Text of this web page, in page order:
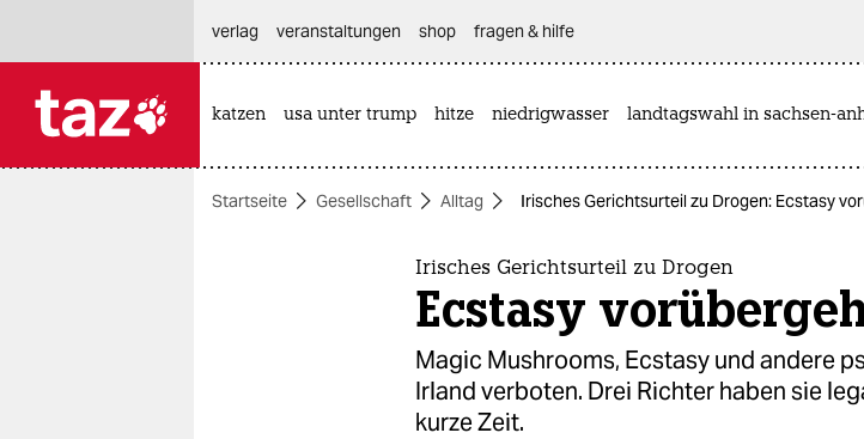
themen
verlag
veranstaltungen shop fragen & hilfe
katzen usa unter trump hitze niedrigwasser landtagswahl in sachsen-
Startseite Gesellschaft Alltag Irisches Gerichtsurteil zu Drogen: Ecstasy
Irisches Gerichtsurteil zu Drogen
Ecstasy
Magic Mushrooms, Ecstasy und andere
Irland verboten. Drei Richter haben sie
kurze Zeit.